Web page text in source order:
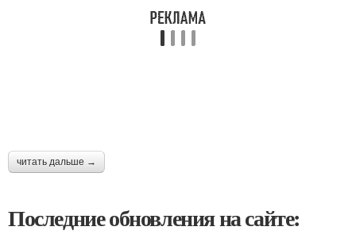
читать дальше →
Последние обновления на сайте: